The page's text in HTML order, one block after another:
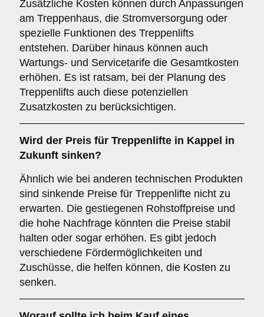
Zusätzliche Kosten können durch Anpassungen
am Treppenhaus, die Stromversorgung oder
spezielle Funktionen des Treppenlifts
entstehen. Darüber hinaus können auch
Wartungs- und Servicetarife die Gesamtkosten
erhöhen. Es ist ratsam, bei der Planung des
Treppenlifts auch diese potenziellen
Zusatzkosten zu berücksichtigen.
Wird der Preis für Treppenlifte in Kappel in
Zukunft sinken?
Ähnlich wie bei anderen technischen Produkten
sind sinkende Preise für Treppenlifte nicht zu
erwarten. Die gestiegenen Rohstoffpreise und
die hohe Nachfrage könnten die Preise stabil
halten oder sogar erhöhen. Es gibt jedoch
verschiedene Fördermöglichkeiten und
Zuschüsse, die helfen können, die Kosten zu
senken.